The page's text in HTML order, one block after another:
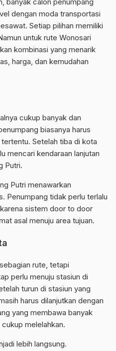
banyak calon penumpang
dengan moda transportasi
Setiap pilihan memiliki
untuk rute Wonosari
kombinasi yang menarik
harga, dan kemudahan
cukup banyak dan
biasanya harus
Setelah tiba di kota
mencari kendaraan lanjutan
Putri.
Putri menawarkan
Penumpang tidak perlu terlalu
sistem door to door
asal menuju area tujuan.
rute, tetapi
perlu menuju stasiun di
turun di stasiun yang
harus dilanjutkan dengan
yang membawa banyak
melelahkan.
lebih langsung.